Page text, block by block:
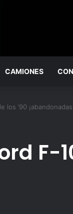
CAMIONES
los ’90
F-